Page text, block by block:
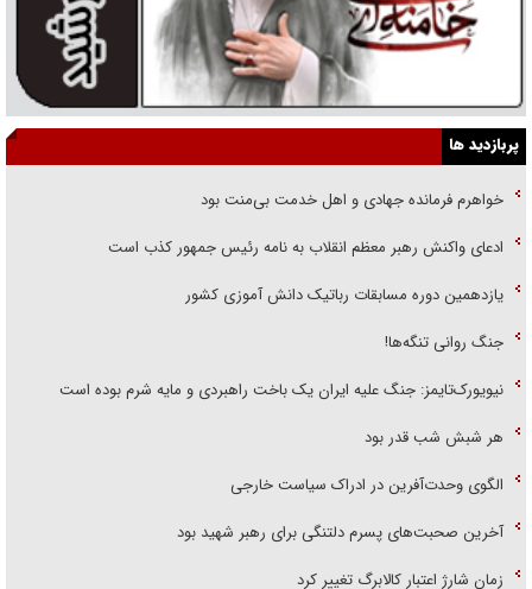
پربازدید ها
خواهرم فرمانده جهادی و اهل خدمت بی‌منت بود
ادعای واکنش رهبر معظم انقلاب به نامه رئیس جمهور کذب است
یازدهمین دوره مسابقات رباتیک دانش آموزی کشور
جنگ روانی تنگه‌ها!
نیویورک‌تایمز: جنگ علیه ایران یک باخت راهبردی و مایه شرم بوده است
هر شبش شب قدر بود
الگوی وحدت‌آفرین در ادراک سیاست خارجی
آخرین صحبت‌های پسرم دلتنگی برای رهبر شهید بود
زمان شارژ اعتبار کالابرگ تغییر کرد